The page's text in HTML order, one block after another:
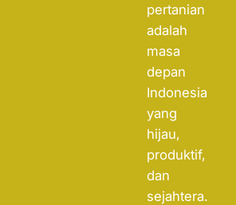
pertanian
adalah
masa
depan
Indonesia
yang
hijau,
produktif,
dan
sejahtera.